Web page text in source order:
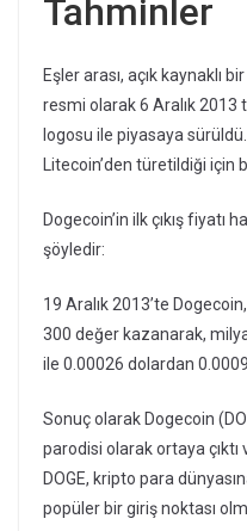
Tahminler
Eşler arası, açık kaynaklı
resmi olarak 6 Aralık 2013
logosu ile piyasaya
Litecoin’den türetildiği için
Dogecoin’in ilk çıkış fiyatı
şöyledir:
19 Aralık 2013’te
300 değer kazanarak,
ile 0.00026 dolardan
Sonuç olarak Dogecoin
parodisi olarak ortaya
DOGE, kripto para
popüler bir giriş noktası